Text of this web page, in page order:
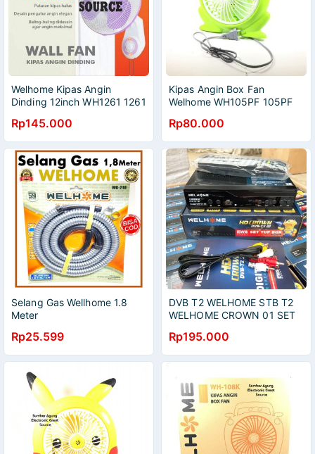
Welhome Kipas Angin
Dinding 12inch WH1261 1261
Rp145.000
Kipas Angin Box Fan
Welhome WH105PF 105PF
Rp80.000
Selang Gas Wellhome 1.8
Meter
Rp25.599
DVB T2 WELHOME STB T2
WELHOME CROWN 01 SET
SIARAN TV DIGITAL
Rp195.000